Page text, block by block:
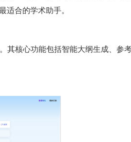
适合的学术助手。
其核心功能包括智能大纲生成、参